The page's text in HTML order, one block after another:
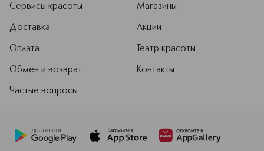
Сервисы красоты
Доставка
Оплата
Обмен и возврат
Частые вопросы
Магазины
Акции
Театр красоты
Контакты